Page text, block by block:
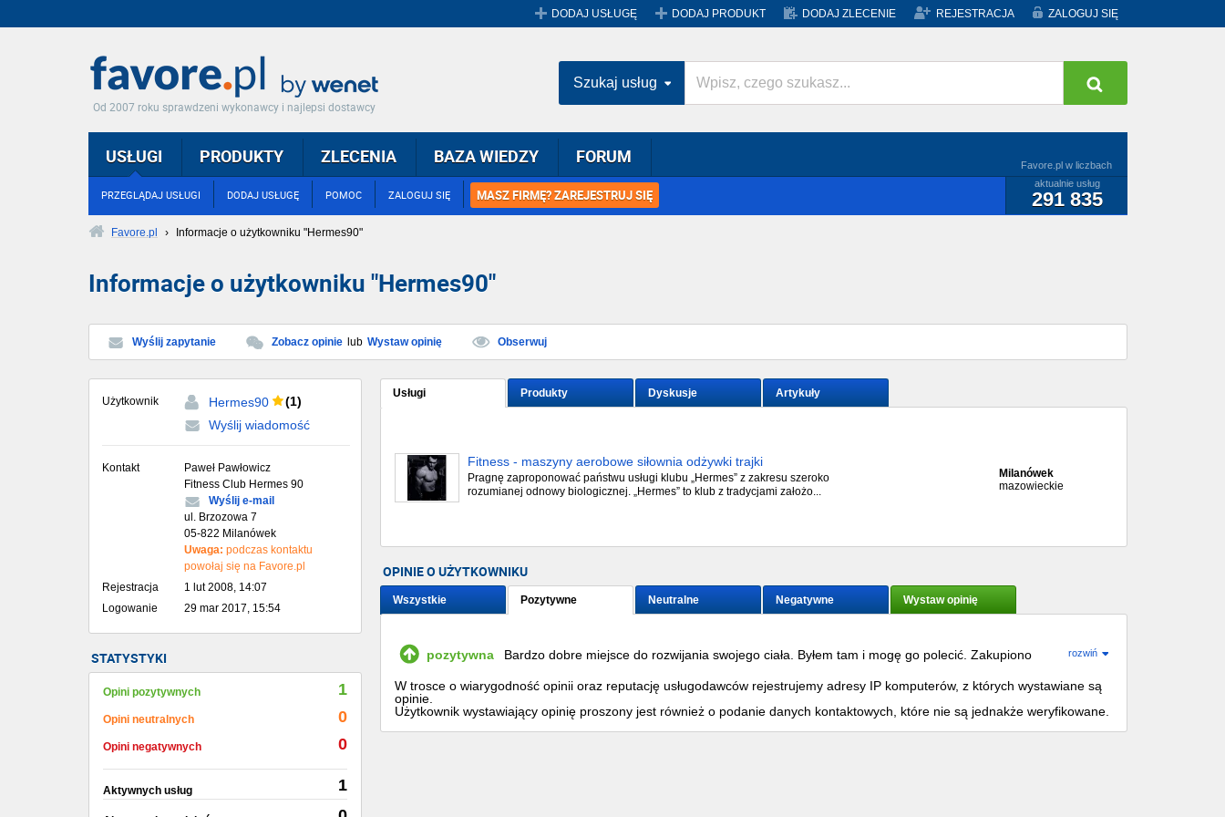
DODAJ USŁUGĘ DODAJ PRODUKT DODAJ ZLECENIE REJESTRACJA ZALOGUJ SIĘ
Od 2007 roku sprawdzeni wykonawcy i najlepsi dostawcy
USŁUGI
PRZEGLĄDAJ USŁUGI DODAJ USŁUGĘ POMOC ZALOGUJ SIĘ MASZ FIRMĘ? ZAREJESTRUJ SIĘ
Favore.pl w liczbach
aktualnie usług
291 835
PRODUKTY ZLECENIA BAZA WIEDZY FORUM
Szukaj usług
Favore.pl › Informacje o użytkowniku "Hermes90"
Informacje o użytkowniku "Hermes90"
Wyślij zapytanie Zobacz opinie lub Wystaw opinię Obserwuj
Użytkownik Hermes90
(1)
Wyślij wiadomość
Kontakt
Paweł Pawłowicz
Fitness Club Hermes 90
Wyślij e-mail
ul. Brzozowa 7
05-822 Milanówek
Uwaga: podczas kontaktu
powołaj się na Favore.pl
Rejestracja
1 lut 2008, 14:07
Logowanie
29 mar 2017, 15:54
STATYSTYKI
Opini pozytywnych 1
Opini neutralnych 0
Opini negatywnych 0
Aktywnych usług 1
Usługi Produkty Dyskusje Artykuły
Fitness - maszyny aerobowe siłownia odżywki trajki
Pragnę zaproponować państwu usługi klubu „Hermes” z zakresu szeroko
rozumianej odnowy biologicznej. „Hermes” to klub z tradycjami założo...
Milanówek
mazowieckie
OPINIE O UŻYTKOWNIKU
Wszystkie Pozytywne Neutralne Negatywne Wystaw opinię
pozytywna rozwiń
Bardzo dobre miejsce do rozwijania swojego ciała. Byłem tam i mogę go polecić. Zakupiono
W trosce o wiarygodność opinii oraz reputację usługodawców rejestrujemy adresy IP komputerów, z których wystawiane są
opinie.
Użytkownik wystawiający opinię proszony jest również o podanie danych kontaktowych, które nie są jednakże weryfikowane.